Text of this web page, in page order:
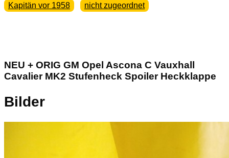
Kapitän vor 1958 nicht zugeordnet
NEU + ORIG GM Opel Ascona C Vauxhall
Cavalier MK2 Stufenheck Spoiler Heckklappe
Bilder